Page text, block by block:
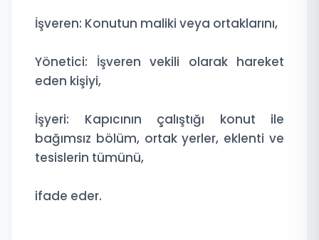
İşveren: Konutun maliki veya ortaklarını,
Yönetici: İşveren vekili olarak hareket
eden kişiyi,
İşyeri: Kapıcının çalıştığı konut ile
bağımsız bölüm, ortak yerler, eklenti ve
tesislerin tümünü,
ifade eder.